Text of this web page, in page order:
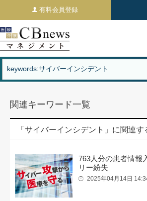
有料会員登録
関連キーワード一覧
「サイバーインシデント」に関連す
763人分の患者情報
リー紛失
2025年04月14日